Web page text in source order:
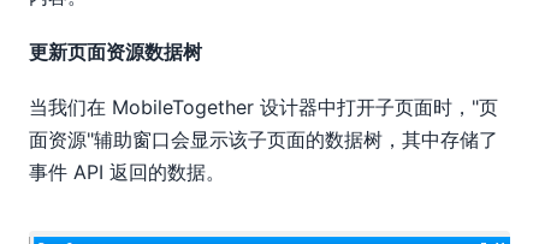
更新页面资源数据树
当我们在 MobileTogether 设计器中打开子页面时，"页
面资源"辅助窗口会显示该子页面的数据树，其中存储了
事件 API 返回的数据。